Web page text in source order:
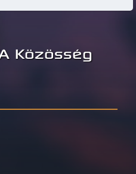
Közösség